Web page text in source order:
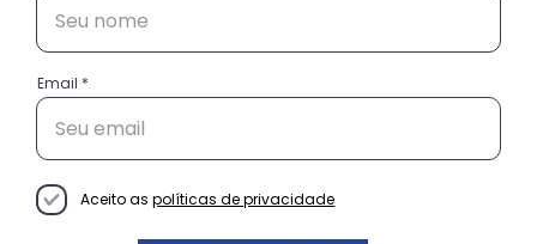
Do “Oi!” ao Cliente Fiel: como a
Email
Aceito as políticas de privacidade